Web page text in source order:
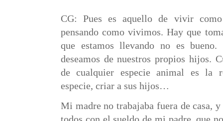
CG: Pues es aquello de vivir como
pensando como vivimos. Hay que
que estamos llevando no es
deseamos de nuestros propios hijos.
de cualquier especie animal es la
especie, criar a sus hijos…
Mi madre no trabajaba fuera de casa,